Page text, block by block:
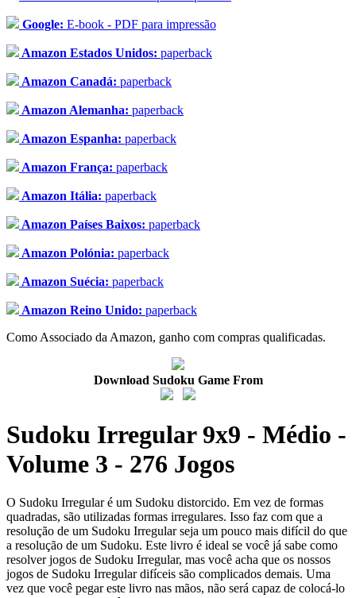
Google: E-book - PDF para impressão
Amazon Estados Unidos: paperback
Amazon Canadá: paperback
Amazon Alemanha: paperback
Amazon Espanha: paperback
Amazon França: paperback
Amazon Itália: paperback
Amazon Países Baixos: paperback
Amazon Polónia: paperback
Amazon Suécia: paperback
Amazon Reino Unido: paperback
Como Associado da Amazon, ganho com compras qualificadas.
Download Sudoku Game From
Sudoku Irregular 9x9 - Médio -
Volume 3 - 276 Jogos
O Sudoku Irregular é um Sudoku distorcido. Em vez de formas
quadradas, são utilizadas formas irregulares. Isso faz com que a
resolução de um Sudoku Irregular seja um pouco mais difícil do que
a resolução de um Sudoku. Este livro é ideal se você já sabe como
resolver jogos de Sudoku Irregular, mas você acha que os nossos
jogos de Sudoku Irregular difíceis são complicados demais. Uma
vez que você pegar este livro nas mãos, não será capaz de colocá-lo